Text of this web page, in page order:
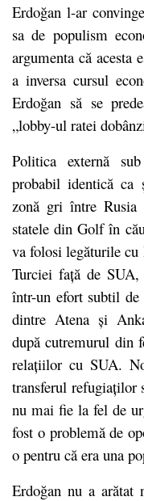
Erdoğan l-ar
sa de populism
argumenta că acesta
a inversa cursul
Erdoğan să se
„lobby-ul ratei
Politica externă
probabil identică
zonă gri între
statele din Golf în
va folosi legăturile
Turciei față de
într-un efort subtil
dintre Atena și
după cutremurul din
relațiilor cu SUA.
transferul refugiaților
nu mai fie la fel de
fost o problemă de
o pentru că era una
Erdoğan nu a arătat